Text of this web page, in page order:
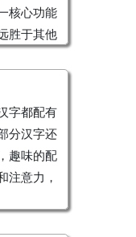
核心功能
胜于其他
字都配有
分汉字还
趣味的配
注意力，